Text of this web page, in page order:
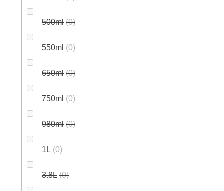
500ml 0
550ml 0
650ml 0
750ml 0
980ml 0
1L 0
3.8L 0